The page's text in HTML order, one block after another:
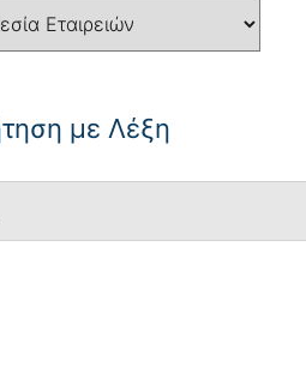
με Λέξη